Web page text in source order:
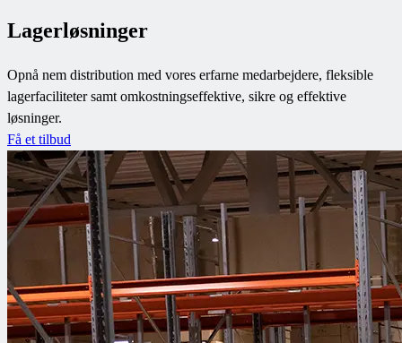
Lagerløsninger
Opnå nem distribution med vores erfarne medarbejdere, fleksible
lagerfaciliteter samt omkostningseffektive, sikre og effektive
løsninger.
Få et tilbud